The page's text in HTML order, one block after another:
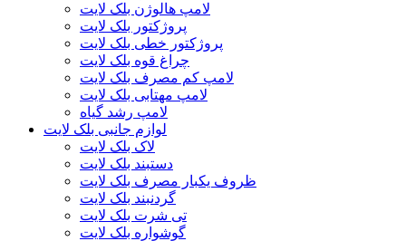
لامپ هالوژن بلک لایت
پروژکتور بلک لایت
پروژکتور خطی بلک لایت
چراغ قوه بلک لایت
لامپ کم مصرف بلک لایت
لامپ مهتابی بلک لایت
لامپ رشد گیاه
لوازم جانبی بلک لایت
لاک بلک لایت
دستبند بلک لایت
ظروف یکبار مصرف بلک لایت
گردنبند بلک لایت
تی شرت بلک لایت
گوشواره بلک لایت